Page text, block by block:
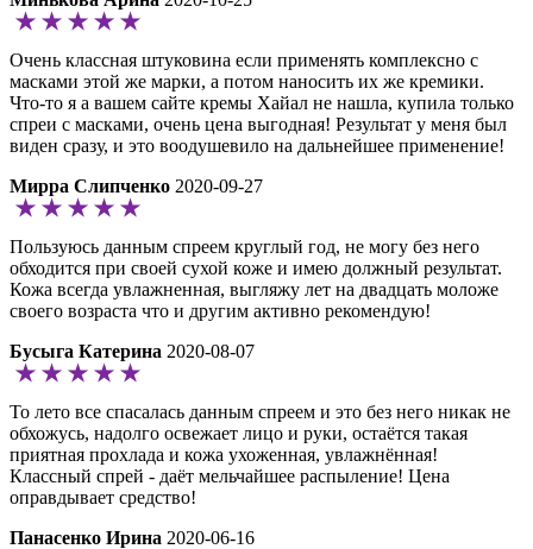
Очень классная штуковина если применять комплексно с
масками этой же марки, а потом наносить их же кремики.
Что-то я а вашем сайте кремы Хайал не нашла, купила только
спреи с масками, очень цена выгодная! Результат у меня был
виден сразу, и это воодушевило на дальнейшее применение!
Мирра Слипченко 2020-09-27
Пользуюсь данным спреем круглый год, не могу без него
обходится при своей сухой коже и имею должный результат.
Кожа всегда увлажненная, выгляжу лет на двадцать моложе
своего возраста что и другим активно рекомендую!
Бусыга Катерина 2020-08-07
То лето все спасалась данным спреем и это без него никак не
обхожусь, надолго освежает лицо и руки, остаётся такая
приятная прохлада и кожа ухоженная, увлажнённая!
Классный спрей - даёт мельчайшее распыление! Цена
оправдывает средство!
Панасенко Ирина 2020-06-16